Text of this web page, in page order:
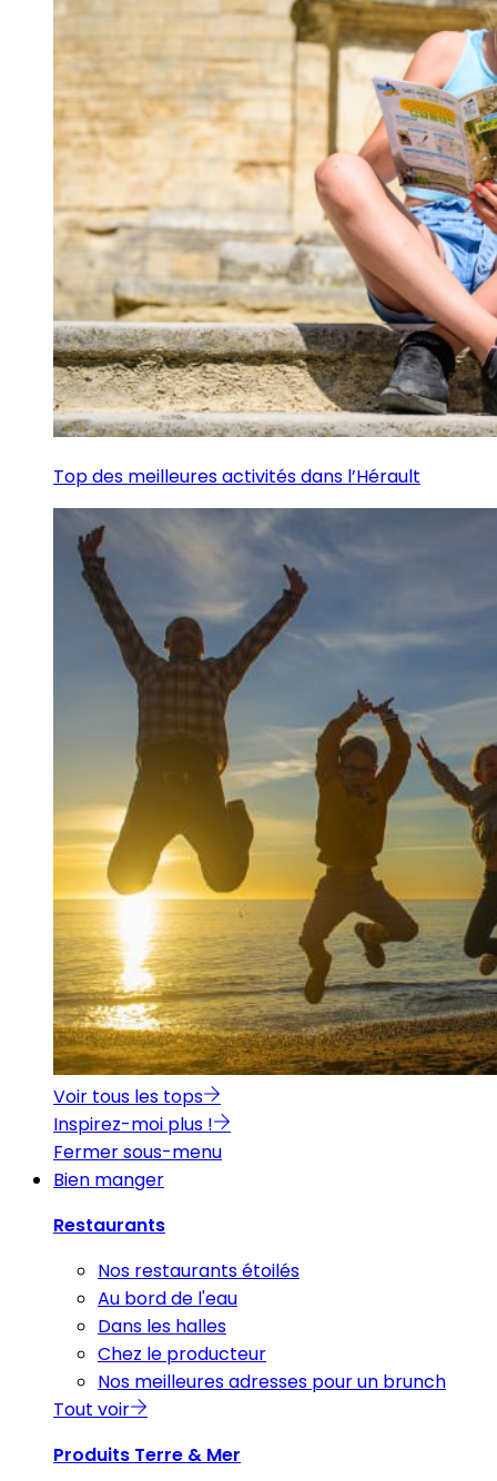
Top des meilleures activités dans l’Hérault
Voir tous les tops
Inspirez-moi plus !
Fermer sous-menu
Bien manger
Restaurants
Nos restaurants étoilés
Au bord de l'eau
Dans les halles
Chez le producteur
Nos meilleures adresses pour un brunch
Tout voir
Produits Terre & Mer